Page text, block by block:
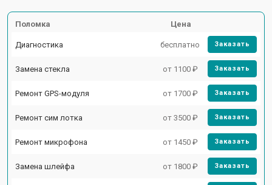
Поломка Цена
Диагностика бесплатно Заказать
Замена стекла от 1100 ₽ Заказать
Ремонт GPS-модуля от 1700 ₽ Заказать
Ремонт сим лотка от 3500 ₽ Заказать
Ремонт микрофона от 1450 ₽ Заказать
Замена шлейфа от 1800 ₽ Заказать